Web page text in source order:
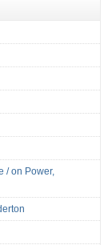
/ on Power,